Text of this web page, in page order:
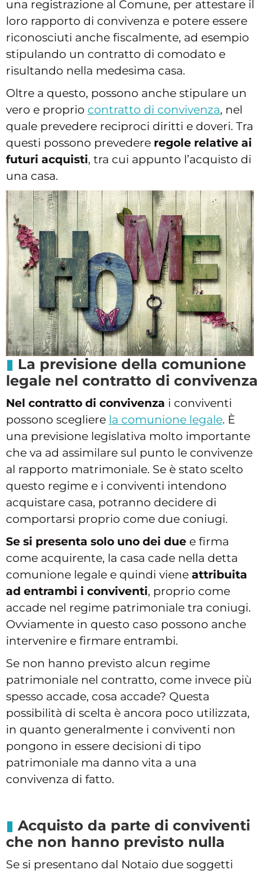
una registrazione al Comune, per attestare il
loro rapporto di convivenza e potere essere
riconosciuti anche fiscalmente, ad esempio
stipulando un contratto di comodato e
risultando nella medesima casa.
Oltre a questo, possono anche stipulare un
vero e proprio contratto di convivenza, nel
quale prevedere reciproci diritti e doveri. Tra
questi possono prevedere regole relative ai
futuri acquisti, tra cui appunto l’acquisto di
una casa.
La previsione della comunione
legale nel contratto di convivenza
Nel contratto di convivenza i conviventi
possono scegliere la comunione legale. È
una previsione legislativa molto importante
che va ad assimilare sul punto le convivenze
al rapporto matrimoniale. Se è stato scelto
questo regime e i conviventi intendono
acquistare casa, potranno decidere di
comportarsi proprio come due coniugi.
Se si presenta solo uno dei due e firma
come acquirente, la casa cade nella detta
comunione legale e quindi viene attribuita
ad entrambi i conviventi, proprio come
accade nel regime patrimoniale tra coniugi.
Ovviamente in questo caso possono anche
intervenire e firmare entrambi.
Se non hanno previsto alcun regime
patrimoniale nel contratto, come invece più
spesso accade, cosa accade? Questa
possibilità di scelta è ancora poco utilizzata,
in quanto generalmente i conviventi non
pongono in essere decisioni di tipo
patrimoniale ma danno vita a una
convivenza di fatto.
Acquisto da parte di conviventi
che non hanno previsto nulla
Se si presentano dal Notaio due soggetti